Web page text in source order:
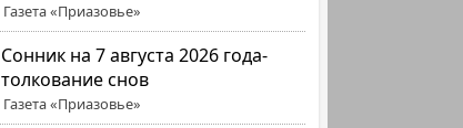
Газета «Приазовье»
Сонник на 7 августа 2026 года-
толкование снов
Газета «Приазовье»